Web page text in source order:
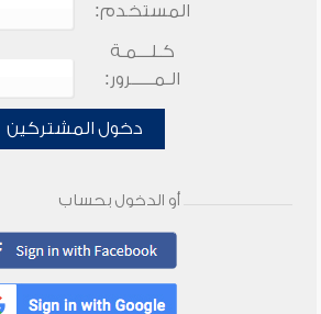
المستخدم:
كـلـــمـة
الـمـــــرور:
دخول المشتركين
أو الدخول بحساب